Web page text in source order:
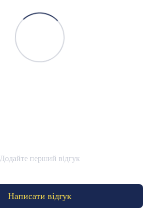
Додайте перший відгук
Написати відгук